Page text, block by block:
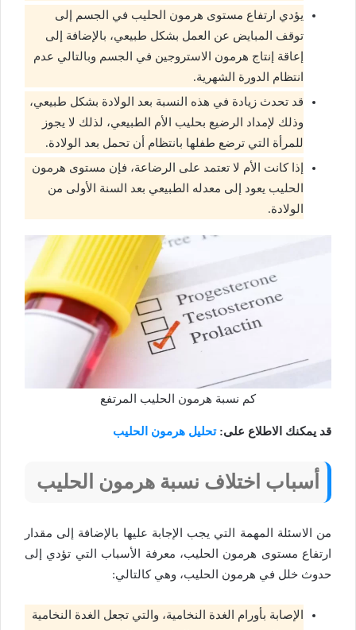
يؤدي ارتفاع مستوى هرمون الحليب في الجسم إلى
توقف المبايض عن العمل بشكل طبيعي، بالإضافة إلى
إعاقة إنتاج هرمون الاستروجين في الجسم وبالتالي عدم
انتظام الدورة الشهرية.
قد تحدث زيادة في هذه النسبة بعد الولادة بشكل طبيعي،
وذلك لإمداد الرضيع بحليب الأم الطبيعي، لذلك لا يجوز
للمرأة التي ترضع طفلها بانتظام أن تحمل بعد الولادة.
إذا كانت الأم لا تعتمد على الرضاعة، فإن مستوى هرمون
الحليب يعود إلى معدله الطبيعي بعد السنة الأولى من
الولادة.
كم نسبة هرمون الحليب المرتفع
قد يمكنك الاطلاع على:تحليل هرمون الحليب
أسباب اختلاف نسبة هرمون الحليب
من الاسئلة المهمة التي يجب الإجابة عليها بالإضافة إلى مقدار
ارتفاع مستوى هرمون الحليب، معرفة الأسباب التي تؤدي إلى
حدوث خلل في هرمون الحليب، وهي كالتالي:
الإصابة بأورام الغدة النخامية، والتي تجعل الغدة النخامية